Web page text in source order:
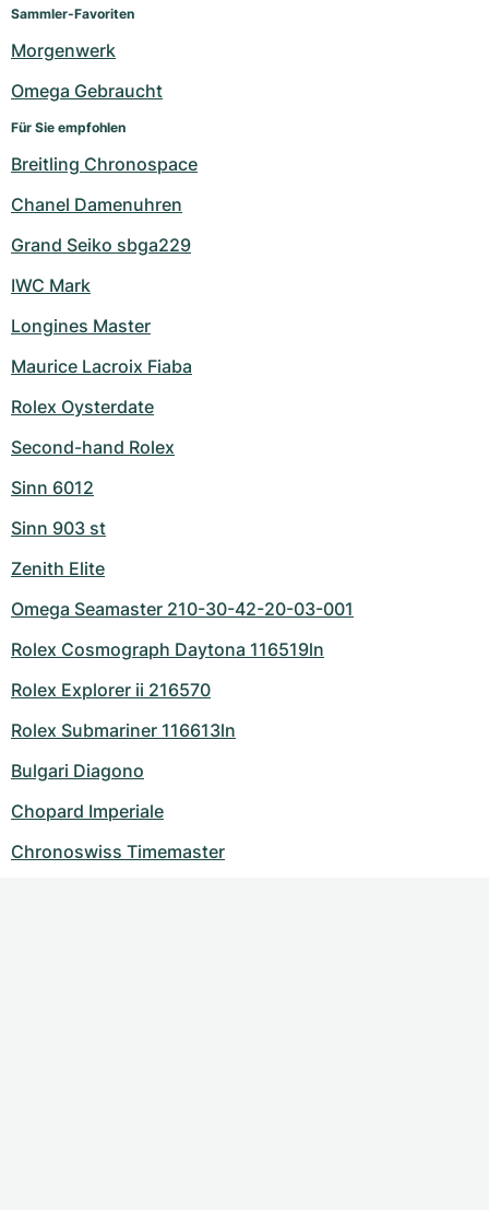
Sammler-Favoriten
Morgenwerk
Omega Gebraucht
Für Sie empfohlen
Breitling Chronospace
Chanel Damenuhren
Grand Seiko sbga229
IWC Mark
Longines Master
Maurice Lacroix Fiaba
Rolex Oysterdate
Second-hand Rolex
Sinn 6012
Sinn 903 st
Zenith Elite
Omega Seamaster 210-30-42-20-03-001
Rolex Cosmograph Daytona 116519ln
Rolex Explorer ii 216570
Rolex Submariner 116613ln
Bulgari Diagono
Chopard Imperiale
Chronoswiss Timemaster